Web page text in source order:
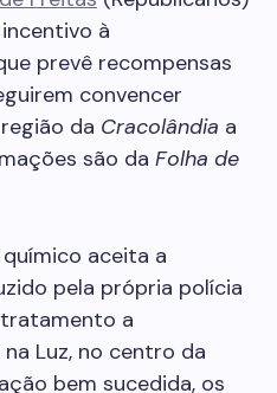
à
prevê recompensas
convencer
da Cracolândia a
são da Folha de
aceita a
pela própria polícia
a
Luz, no centro da
bem sucedida, os